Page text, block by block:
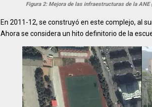
Figura 2: Mejora de las infraestructuras de la ANE
En 2011-12, se construyó en este complejo, al
Ahora se considera un hito definitorio de la